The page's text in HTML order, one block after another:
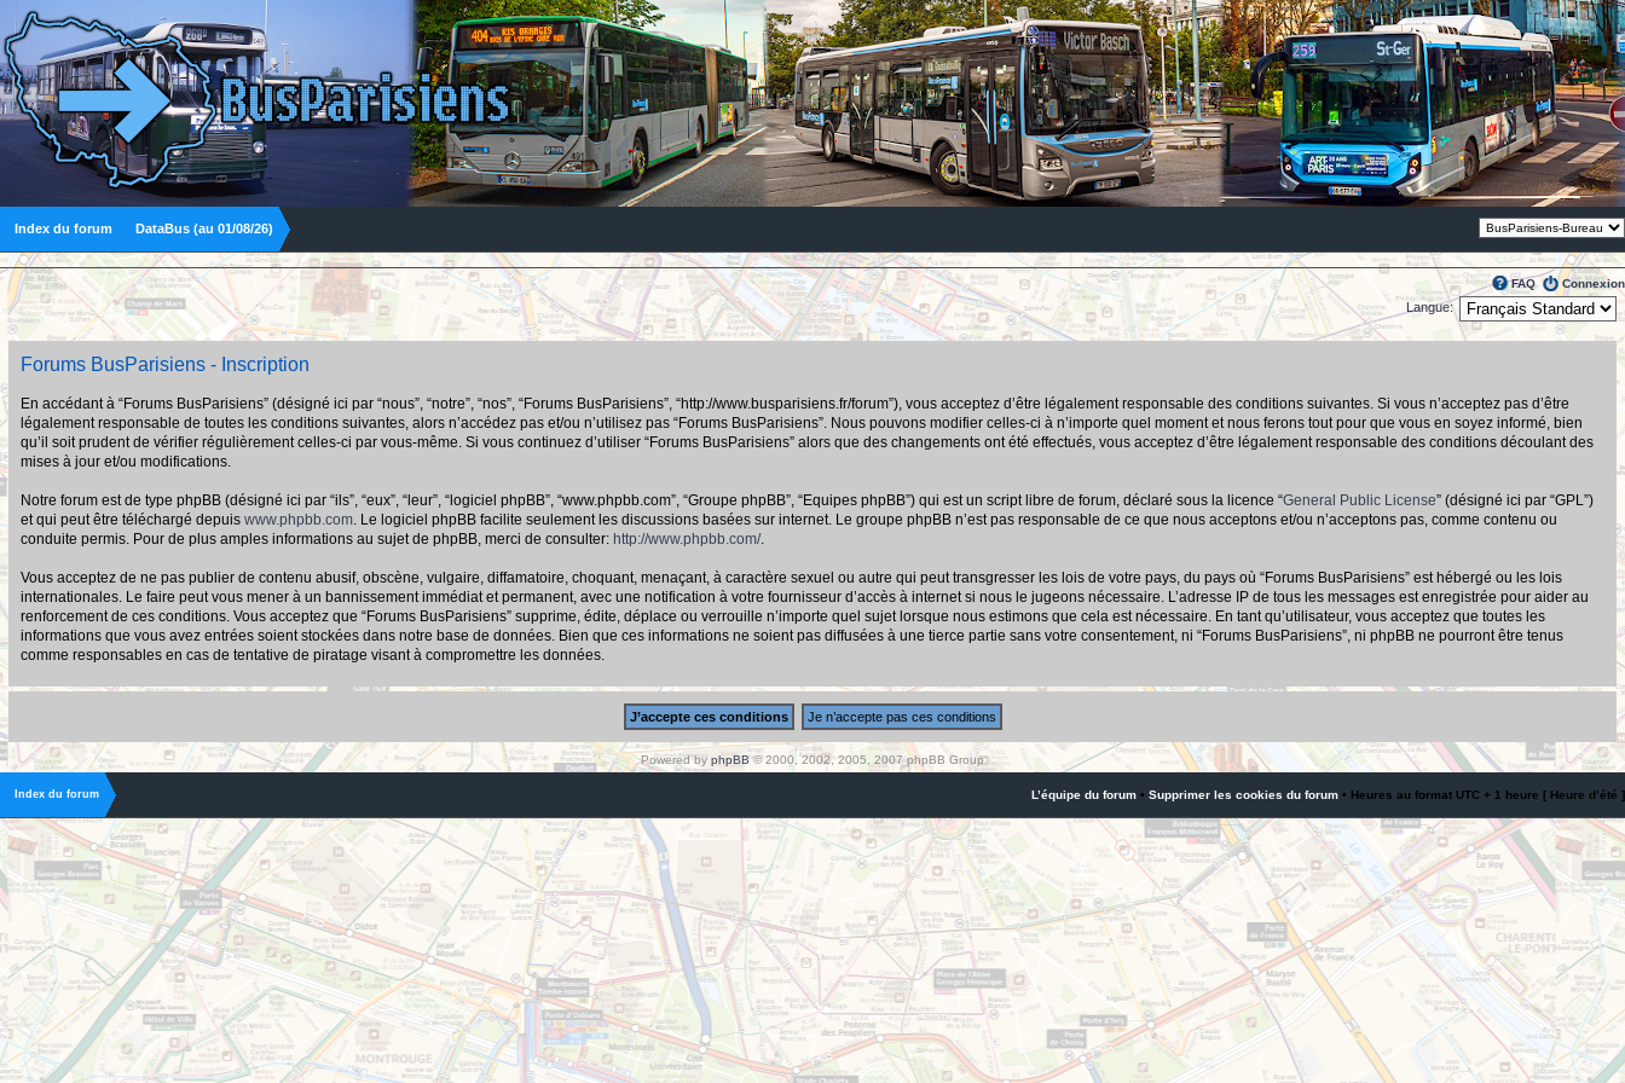
Index du forum DataBus (au 01/08/26)
FAQ Connexion
Langue:
Forums BusParisiens - Inscription
En accédant à “Forums BusParisiens” (désigné ici par “nous”, “notre”, “nos”, “Forums BusParisiens”, “http://www.busparisiens.fr/forum”), vous acceptez d’être légalement responsable des conditions suivantes. Si vous n’acceptez pas d’être
légalement responsable de toutes les conditions suivantes, alors n’accédez pas et/ou n’utilisez pas “Forums BusParisiens”. Nous pouvons modifier celles-ci à n’importe quel moment et nous ferons tout pour que vous en soyez informé, bien
qu’il soit prudent de vérifier régulièrement celles-ci par vous-même. Si vous continuez d’utiliser “Forums BusParisiens” alors que des changements ont été effectués, vous acceptez d’être légalement responsable des conditions découlant des
mises à jour et/ou modifications.
Notre forum est de type phpBB (désigné ici par “ils”, “eux”, “leur”, “logiciel phpBB”, “www.phpbb.com”, “Groupe phpBB”, “Equipes phpBB”) qui est un script libre de forum, déclaré sous la licence “General Public License” (désigné ici par “GPL”)
et qui peut être téléchargé depuis www.phpbb.com. Le logiciel phpBB facilite seulement les discussions basées sur internet. Le groupe phpBB n’est pas responsable de ce que nous acceptons et/ou n’acceptons pas, comme contenu ou
conduite permis. Pour de plus amples informations au sujet de phpBB, merci de consulter: http://www.phpbb.com/.
Vous acceptez de ne pas publier de contenu abusif, obscène, vulgaire, diffamatoire, choquant, menaçant, à caractère sexuel ou autre qui peut transgresser les lois de votre pays, du pays où “Forums BusParisiens” est hébergé ou les lois
internationales. Le faire peut vous mener à un bannissement immédiat et permanent, avec une notification à votre fournisseur d’accès à internet si nous le jugeons nécessaire. L’adresse IP de tous les messages est enregistrée pour aider au
renforcement de ces conditions. Vous acceptez que “Forums BusParisiens” supprime, édite, déplace ou verrouille n’importe quel sujet lorsque nous estimons que cela est nécessaire. En tant qu’utilisateur, vous acceptez que toutes les
informations que vous avez entrées soient stockées dans notre base de données. Bien que ces informations ne soient pas diffusées à une tierce partie sans votre consentement, ni “Forums BusParisiens”, ni phpBB ne pourront être tenus
comme responsables en cas de tentative de piratage visant à compromettre les données.
Powered by phpBB© 2000, 2002, 2005, 2007 phpBB Group
Index du forum L’équipe du forum • Supprimer les cookies du forum • Heures au format UTC + 1 heure [ Heure d’été ]